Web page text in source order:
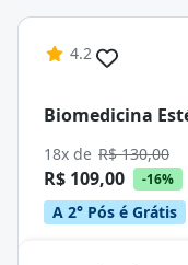
4.2
Biomedicina
18x de R$ 130,00
R$ 109,00 -16%
A 2° Pós é Grátis